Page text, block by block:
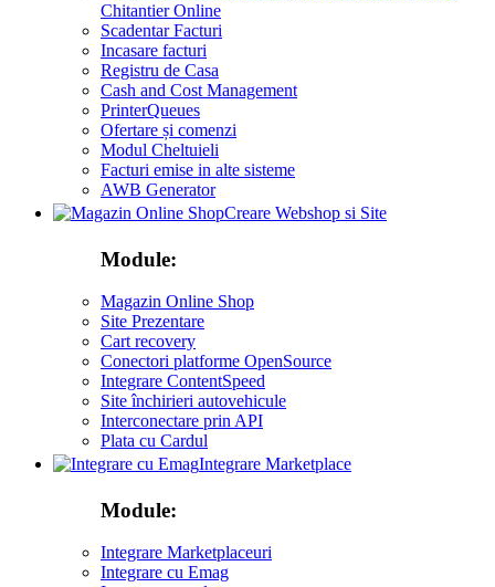
Chitantier Online
Scadentar Facturi
Incasare facturi
Registru de Casa
Cash and Cost Management
PrinterQueues
Ofertare și comenzi
Modul Cheltuieli
Facturi emise in alte sisteme
AWB Generator
Creare Webshop si Site
Module:
Magazin Online Shop
Site Prezentare
Cart recovery
Conectori platforme OpenSource
Integrare ContentSpeed
Site închirieri autovehicule
Interconectare prin API
Plata cu Cardul
Integrare Marketplace
Module:
Integrare Marketplaceuri
Integrare cu Emag